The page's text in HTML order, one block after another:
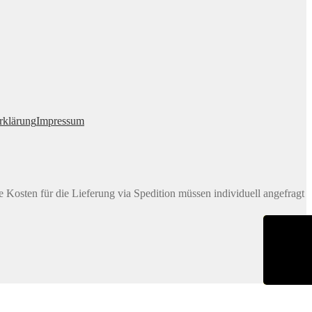
Impressum
für die Lieferung via Spedition müssen individuell angefragt